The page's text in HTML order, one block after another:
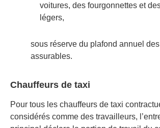
voitures, des fourgonnettes et
légers,
sous réserve du plafond annuel
assurables.
Chauffeurs de taxi
Pour tous les chauffeurs de taxi
considérés comme des travailleurs,